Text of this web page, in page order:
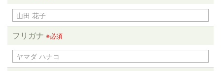
フリガナ ※必須